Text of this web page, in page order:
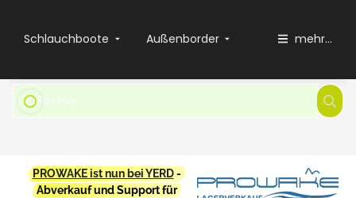
Schlauchboote Außenborder mehr...
PROWAKE ist nun bei YERD-
Abverkauf und Support für